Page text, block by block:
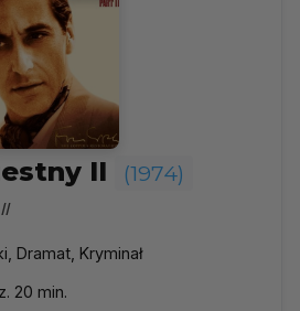
II (1974)
Dramat, Kryminał
20 min.